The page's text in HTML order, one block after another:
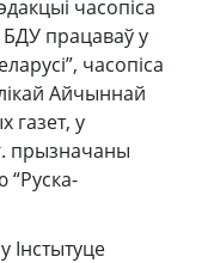
часопіса
працаваў у
часопіса
Айчыннай
газет, у
прызначаны
“Руска-
Інстытуце